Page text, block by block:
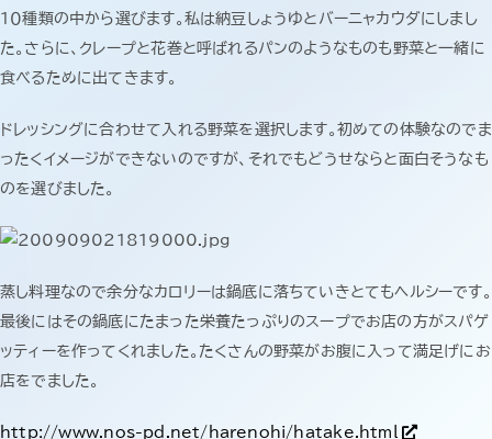
会社概要
１０種類の中から選びます。私は納豆しょうゆとバーニャカウダにしまし
た。さらに、クレープと花巻と呼ばれるパンのようなものも野菜と一緒に
食べるために出てきます。
ドレッシングに合わせて入れる野菜を選択します。初めての体験なのでま
ったくイメージができないのですが、それでもどうせならと面白そうなも
のを選びました。
蒸し料理なので余分なカロリーは鍋底に落ちていきとてもヘルシーです。
最後にはその鍋底にたまった栄養たっぷりのスープでお店の方がスパゲ
ッティーを作ってくれました。たくさんの野菜がお腹に入って満足げにお
店をでました。
http://www.nos-pd.net/harenohi/hatake.html